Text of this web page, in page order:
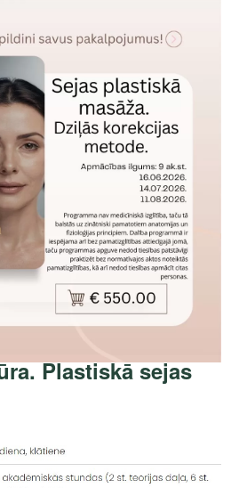
Plastiskā sejas